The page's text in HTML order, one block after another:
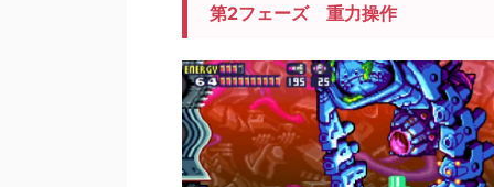
第2フェーズ 重力操作